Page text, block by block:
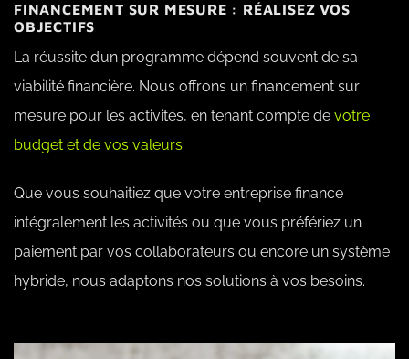
FINANCEMENT SUR MESURE : RÉALISEZ VOS
OBJECTIFS
La réussite d’un programme dépend souvent de sa
viabilité financière. Nous offrons un financement sur
mesure pour les activités, en tenant compte de votre
budget et de vos valeurs.
Que vous souhaitiez que votre entreprise finance
intégralement les activités ou que vous préfériez un
paiement par vos collaborateurs ou encore un système
hybride, nous adaptons nos solutions à vos besoins.